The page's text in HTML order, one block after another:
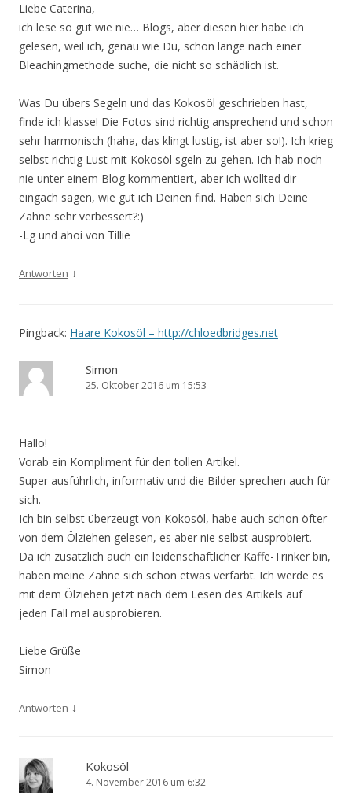
Liebe Caterina,
ich lese so gut wie nie… Blogs, aber diesen hier habe ich
gelesen, weil ich, genau wie Du, schon lange nach einer
Bleachingmethode suche, die nicht so schädlich ist.
Was Du übers Segeln und das Kokosöl geschrieben hast,
finde ich klasse! Die Fotos sind richtig ansprechend und schon
sehr harmonisch (haha, das klingt lustig, ist aber so!). Ich krieg
selbst richtig Lust mit Kokosöl sgeln zu gehen. Ich hab noch
nie unter einem Blog kommentiert, aber ich wollted dir
eingach sagen, wie gut ich Deinen find. Haben sich Deine
Zähne sehr verbessert?:)
-Lg und ahoi von Tillie
Antworten ↓
Pingback: Haare Kokosöl – http://chloedbridges.net
Simon
25. Oktober 2016 um 15:53
Hallo!
Vorab ein Kompliment für den tollen Artikel.
Super ausführlich, informativ und die Bilder sprechen auch für
sich.
Ich bin selbst überzeugt von Kokosöl, habe auch schon öfter
von dem Ölziehen gelesen, es aber nie selbst ausprobiert.
Da ich zusätzlich auch ein leidenschaftlicher Kaffe-Trinker bin,
haben meine Zähne sich schon etwas verfärbt. Ich werde es
mit dem Ölziehen jetzt nach dem Lesen des Artikels auf
jeden Fall mal ausprobieren.
Liebe Grüße
Simon
Antworten ↓
Kokosöl
4. November 2016 um 6:32